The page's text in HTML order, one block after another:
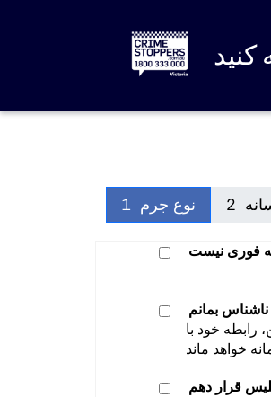
1 نوع جرم 2
1نوع جرم که فوری نیست
بمانم
رابطه خود با
قرار دهم